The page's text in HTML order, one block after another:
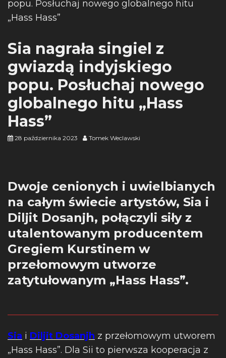
Sia nagrała singiel z
gwiazdą indyjskiego
popu. Posłuchaj nowego
globalnego hitu „Hass
Hass”
28 października 2023 Tomek Weclawski
Dwoje cenionych i uwielbianych
na całym świecie artystów, Sia i
Diljit Dosanjh, połączyli siły z
utalentowanym producentem
Gregiem Kurstinem w
przełomowym utworze
zatytułowanym „Hass Hass”.
Sia i Diljit Dosanjh z przełomowym utworem
„Hass Hass”. Dla Sii to pierwsza kooperacja z